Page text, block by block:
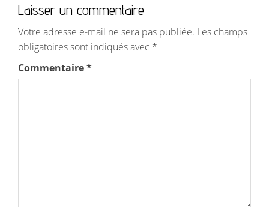
Laisser un commentaire
Votre adresse e-mail ne sera pas publiée. Les champs
obligatoires sont indiqués avec *
Commentaire*